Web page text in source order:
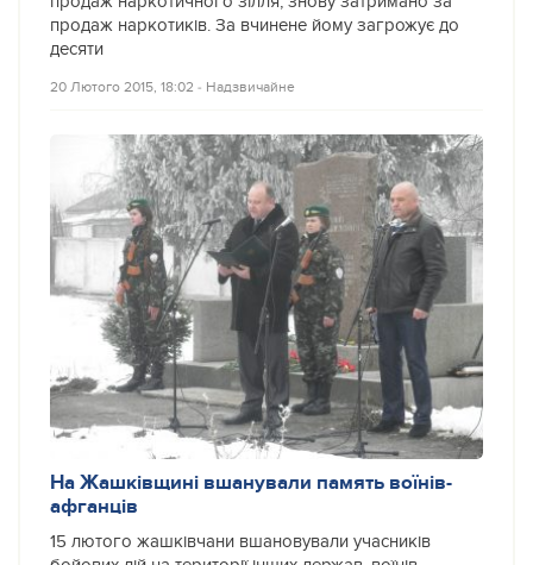
продаж наркотиків. За вчинене йому загрожує до
десяти
20 Лютого 2015, 18:02 ‐ Надзвичайне
На Жашківщині вшанували память воїнів-
афганців
15 лютого жашківчани вшановували учасників